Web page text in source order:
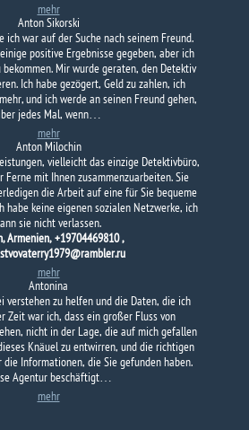
mehr
Anton Sikorski
ich war auf der Suche nach seinem Freund.
positive Ergebnisse gegeben, aber ich
Mir wurde geraten, den Detektiv
Ich habe gezögert, Geld zu zahlen, ich
und ich werde an seinen Freund gehen,
jedes Mal, wenn…
mehr
Anton Milochin
vielleicht das einzige Detektivbüro,
mit Ihnen zusammenzuarbeiten. Sie
die Arbeit auf eine für Sie bequeme
habe keine eigenen sozialen Netzwerke, ich
sie nicht verlassen.
Armenien, +19704469810 ,
mehr
Antonina
verstehen zu helfen und die Daten, die ich
Zeit war ich, dass ein großer Fluss von
nicht in der Lage, die auf mich gefallen
Knäuel zu entwirren, und die richtigen
die Informationen, die Sie gefunden haben.
Agentur beschäftigt…
mehr